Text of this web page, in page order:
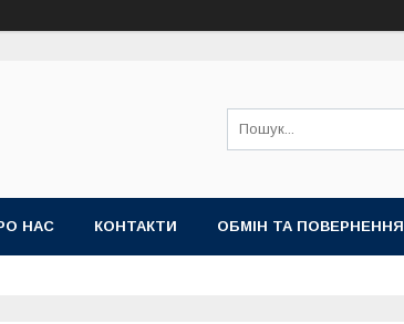
НАС КОНТАКТИ ОБМІН ТА ПОВЕРНЕННЯ